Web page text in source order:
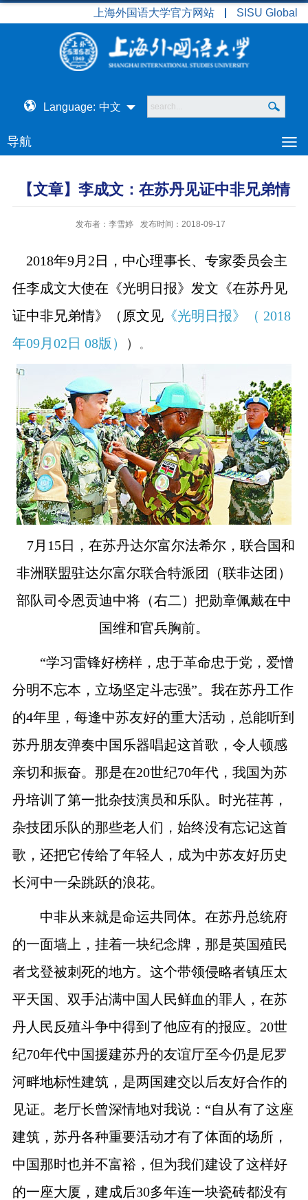
上海外国语大学官方网站 SISU Global
Language: 中文
导航
【文章】李成文：在苏丹见证中非兄弟情
发布者：李雪婷 发布时间：2018-09-17
2018年9月 2 日，中心理事长、专家委员会主
任李成文大使在《光明日报》发文《在苏丹见
证中非兄弟情》（原文见 《光明日报》（ 2018
年09月 02 日 08版） ） 。
7月 15日，在苏丹达尔富尔法希尔，联合国和
非洲联盟驻达尔富尔联合特派团（联非达团）
部队司令恩贡迪中将（右二）把勋章佩戴在中
国维和官兵胸前。
“学习雷锋好榜样，忠于革命忠于党，爱憎
分明不忘本，立场坚定斗志强”。我在苏丹工作
的4年里，每逢中苏友好的重大活动，总能听到
苏丹朋友弹奏中国乐器唱起这首歌，令人顿感
亲切和振奋。那是在20世纪70年代，我国为苏
丹培训了第一批杂技演员和乐队。时光荏苒，
杂技团乐队的那些老人们，始终没有忘记这首
歌，还把它传给了年轻人，成为中苏友好历史
长河中一朵跳跃的浪花。
中非从来就是命运共同体。在苏丹总统府
的一面墙上，挂着一块纪念牌，那是英国殖民
者戈登被刺死的地方。这个带领侵略者镇压太
平天国、双手沾满中国人民鲜血的罪人，在苏
丹人民反殖斗争中得到了他应有的报应。 20世
纪70年代中国援建苏丹的友谊厅至今仍是尼罗
河畔地标性建筑，是两国建交以后友好合作的
见证。老厅长曾深情地对我说：“自从有了这座
建筑，苏丹各种重要活动才有了体面的场所，
中国那时也并不富裕，但为我们建设了这样好
的一座大厦，建成后30多年连一块瓷砖都没有